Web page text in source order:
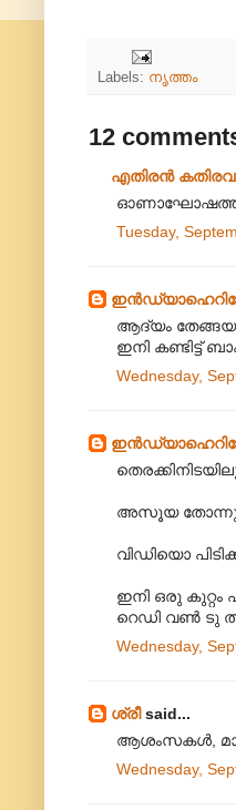
Labels: നൃത്തം
12
എതിരന്‍
Tuesday,
ആദ്യം
ഇനി കണ്ടിട്ട്‌
Wednesday,
അസൂയ തോന്നുന്നു
വിഡിയൊ
ഇനി ഒരു കുറ്റം
റെഡി വണ്‍ ടു
Wednesday,
ശ്രീsaid...
ആശംസകള്‍,
Wednesday,